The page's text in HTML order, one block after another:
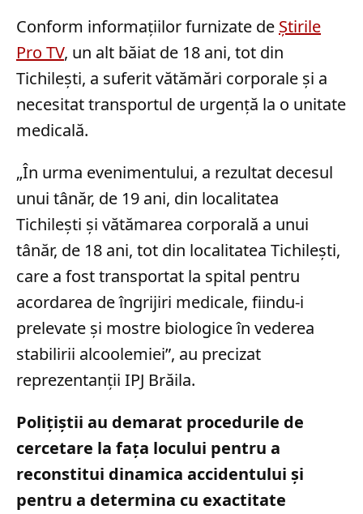
Conform informațiilor furnizate de Știrile
Pro TV, un alt băiat de 18 ani, tot din
Tichilești, a suferit vătămări corporale și a
necesitat transportul de urgență la o unitate
medicală.
„În urma evenimentului, a rezultat decesul
unui tânăr, de 19 ani, din localitatea
Tichilești și vătămarea corporală a unui
tânăr, de 18 ani, tot din localitatea Tichilești,
care a fost transportat la spital pentru
acordarea de îngrijiri medicale, fiindu-i
prelevate și mostre biologice în vederea
stabilirii alcoolemiei”, au precizat
reprezentanții IPJ Brăila.
Polițiștii au demarat procedurile de
cercetare la fața locului pentru a
reconstitui dinamica accidentului și
pentru a determina cu exactitate